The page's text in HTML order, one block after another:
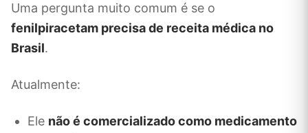
Uma pergunta muito comum é se o
fenilpiracetam precisa de receita médica no
Brasil.
Atualmente:
Ele não é comercializado como medicamento